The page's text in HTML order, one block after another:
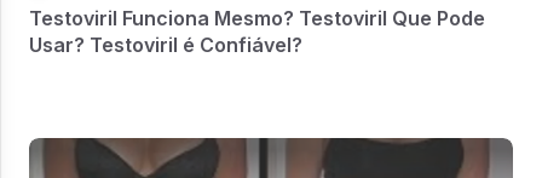
Testoviril Funciona Mesmo? Testoviril Que Pode
Usar? Testoviril é Confiável?